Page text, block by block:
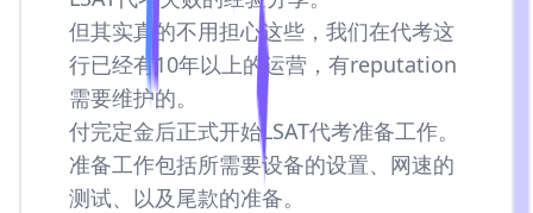
但其实真的不用担心这些，我们在代考这
行已经有10年以上的运营，有reputation
需要维护的。
付完定金后正式开始LSAT代考准备工作。
准备工作包括所需要设备的设置、网速的
测试、以及尾款的准备。